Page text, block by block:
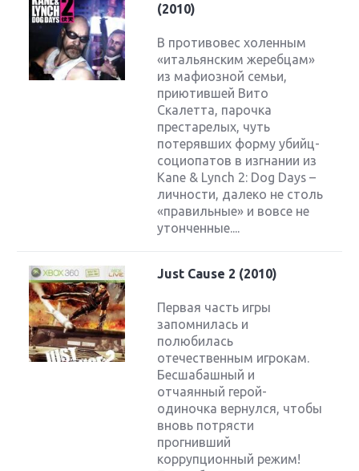
(2010)
В противовес холенным
«итальянским жеребцам»
из мафиозной семьи,
приютившей Вито
Скалетта, парочка
престарелых, чуть
потерявших форму убийц-
социопатов в изгнании из
Kane & Lynch 2: Dog Days –
личности, далеко не столь
«правильные» и вовсе не
утонченные....
Just Cause 2 (2010)
Первая часть игры
запомнилась и
полюбилась
отечественным игрокам.
Бесшабашный и
отчаянный герой-
одиночка вернулся, чтобы
вновь потрясти
прогнивший
коррупционный режим!